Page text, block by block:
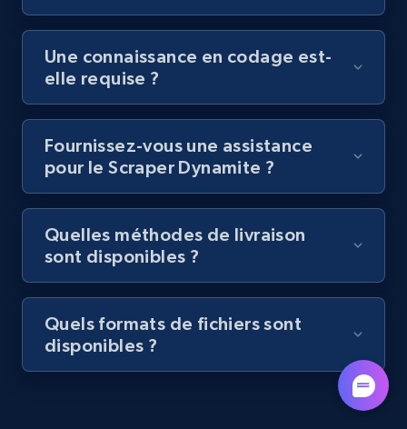
Video length, Likes, Views, and more.
8.1K+ 713+ Essai gratuit
Amazon Reviews
URL, Product name, Product rating, Product
rating object, Product rating max, Rating,
Author name, Asin, and more.
7.4K+ 870+ Essai gratuit
Une connaissance en codage est-
elle requise ?
Fournissez-vous une assistance
pour le Scraper Dynamite ?
Quelles méthodes de livraison
sont disponibles ?
Quels formats de fichiers sont
disponibles ?